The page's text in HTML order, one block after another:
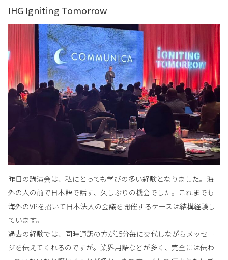
IHG Igniting Tomorrow
昨日の講演会は、私にとっても学びの多い経験となりました。海
外の人の前で日本語で話す、久しぶりの機会でした。これまでも
海外のVPを招いて日本法人の会議を開催するケースは結構経験し
ています。
過去の経験では、同時通訳の方が15分毎に交代しながらメッセー
ジを伝えてくれるのですが。業界用語などが多く、完全には伝わ